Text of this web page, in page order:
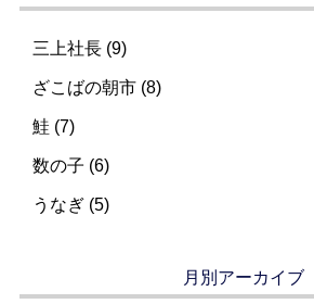
三上社長 (9)
ざこばの朝市 (8)
鮭 (7)
数の子 (6)
うなぎ (5)
月別アーカイブ